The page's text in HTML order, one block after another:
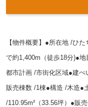
【物件概要】●所在地 /ひ
で約1,400m（徒歩18分)●
都市計画 /市街化区域●建
販売棟数 /1棟●構造 /木造●
/110.95m²（33.56坪）●販